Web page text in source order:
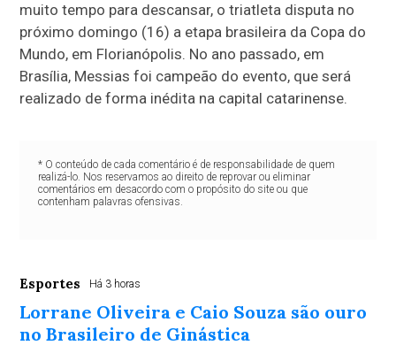
muito tempo para descansar, o triatleta disputa no
próximo domingo (16) a etapa brasileira da Copa do
Mundo, em Florianópolis. No ano passado, em
Brasília, Messias foi campeão do evento, que será
realizado de forma inédita na capital catarinense.
* O conteúdo de cada comentário é de responsabilidade de quem
realizá-lo. Nos reservamos ao direito de reprovar ou eliminar
comentários em desacordo com o propósito do site ou que
contenham palavras ofensivas.
Esportes Há 3 horas
Lorrane Oliveira e Caio Souza são ouro
no Brasileiro de Ginástica